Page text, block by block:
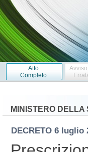
Atto
Completo
MINISTERO DELLA
DECRETO 6 luglio